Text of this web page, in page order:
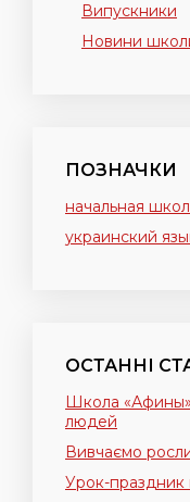
Випускники
Новини
ПОЗНАЧКИ
начальная
украинский
ОСТАННІ
Школа
людей
Вивчаємо
Урок-праздник